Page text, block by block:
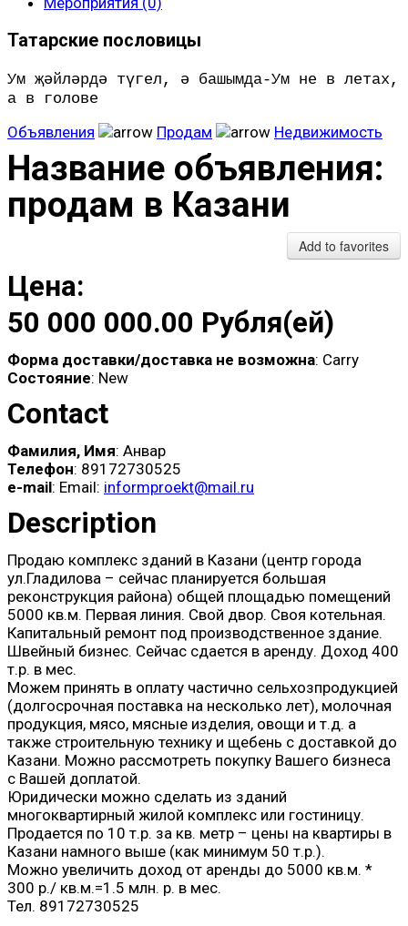
Татарские пословицы
Ум җәйләрдә түгел, ә башымда-Ум не в летах,
а в голове
Объявления Продам Недвижимость
Название объявления:
продам в Казани
Add to favorites
Цена:
50 000 000.00 Рубля(ей)
Форма доставки/доставка не возможна: Carry
Состояние: New
Contact
Фамилия, Имя: Анвар
Телефон: 89172730525
e-mail: Email: informproekt@mail.ru
Description
Продаю комплекс зданий в Казани (центр города
ул.Гладилова – сейчас планируется большая
реконструкция района) общей площадью помещений
5000 кв.м. Первая линия. Свой двор. Своя котельная.
Капитальный ремонт под производственное здание.
Швейный бизнес. Сейчас сдается в аренду. Доход 400
т.р. в мес.
Можем принять в оплату частично сельхозпродукцией
(долгосрочная поставка на несколько лет), молочная
продукция, мясо, мясные изделия, овощи и т.д. а
также строительную технику и щебень с доставкой до
Казани. Можно рассмотреть покупку Вашего бизнеса
с Вашей доплатой.
Юридически можно сделать из зданий
многоквартирный жилой комплекс или гостиницу.
Продается по 10 т.р. за кв. метр – цены на квартиры в
Казани намного выше (как минимум 50 т.р.).
Можно увеличить доход от аренды до 5000 кв.м. *
300 р./ кв.м.=1.5 млн. р. в мес.
Тел. 89172730525